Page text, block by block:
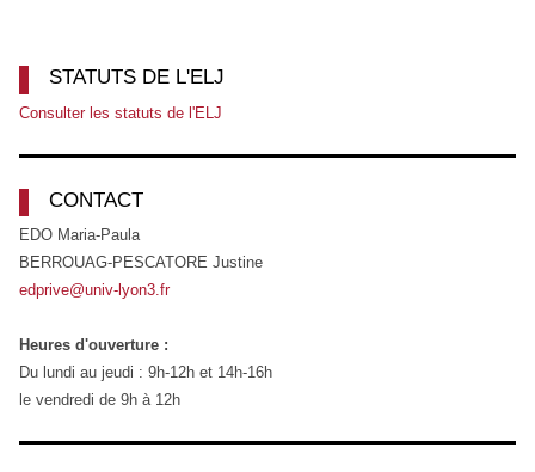
STATUTS DE L'ELJ
Consulter les statuts de l'ELJ
CONTACT
EDO Maria-Paula
BERROUAG-PESCATORE Justine
edprive@univ-lyon3.fr
Heures d'ouverture :
Du lundi au jeudi : 9h-12h et 14h-16h
le vendredi de 9h à 12h